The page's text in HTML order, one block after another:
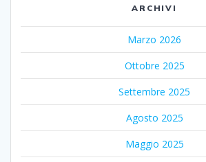
ARCHIVI
Marzo 2026
Ottobre 2025
Settembre 2025
Agosto 2025
Maggio 2025